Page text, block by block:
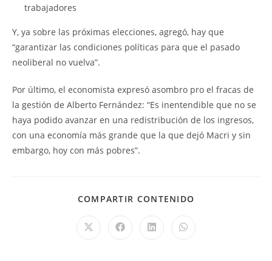
trabajadores
Y, ya sobre las próximas elecciones, agregó, hay que
“garantizar las condiciones políticas para que el pasado
neoliberal no vuelva”.
Por último, el economista expresó asombro pro el fracas de
la gestión de Alberto Fernández: “Es inentendible que no se
haya podido avanzar en una redistribución de los ingresos,
con una economía más grande que la que dejó Macri y sin
embargo, hoy con más pobres”.
COMPARTIR CONTENIDO